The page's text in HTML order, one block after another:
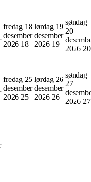
fredag 18
desember
2026 18
lørdag 19
desember
2026 19
søndag
20
2026 20
fredag 25
desember
2026 25
lørdag 26
desember
2026 26
søndag
27
2026 27